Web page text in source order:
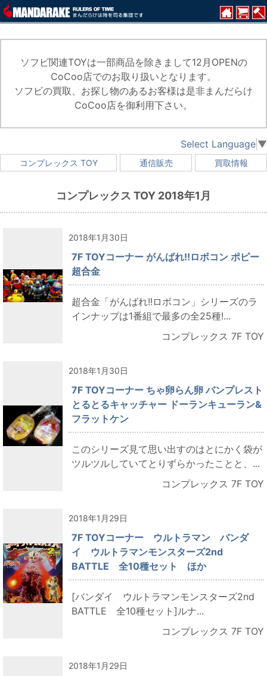
ソフビ関連TOYは一部商品を除きまして12月OPENの
CoCoo店でのお取り扱いとなります。
ソフビの買取、お探し物のあるお客様は是非まんだらけ
CoCoo店を御利用下さい。
コンプレックス TOY 通信販売 買取情報
Select Language ▼
コンプレックス TOY 2018年1月
2018年1月30日
7F TOYコーナー がんばれ!!ロボコン ポピー
超合金
超合金「がんばれ!!ロボコン」シリーズのラ
インナップは1番組で最多の全25種!...
コンプレックス 7F TOY
2018年1月30日
7F TOYコーナー ちゃ卵らん卵 バンプレスト
とるとるキャッチャー ドーランキューラン&
フラットケン
このシリーズ見て思い出すのはとにかく袋が
ツルツルしていてとりずらかったことと、...
コンプレックス 7F TOY
2018年1月29日
7F TOYコーナー ウルトラマン バンダ
イ ウルトラマンモンスターズ2nd
BATTLE 全10種セット ほか
[バンダイ ウルトラマンモンスターズ2nd
BATTLE 全10種セット]ルナ...
コンプレックス 7F TOY
2018年1月29日